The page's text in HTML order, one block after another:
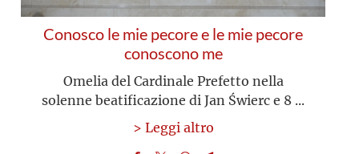
Conosco le mie pecore e le mie pecore
conoscono me
Omelia del Cardinale Prefetto nella
solenne beatificazione di Jan Świerc e 8 ...
> Leggi altro